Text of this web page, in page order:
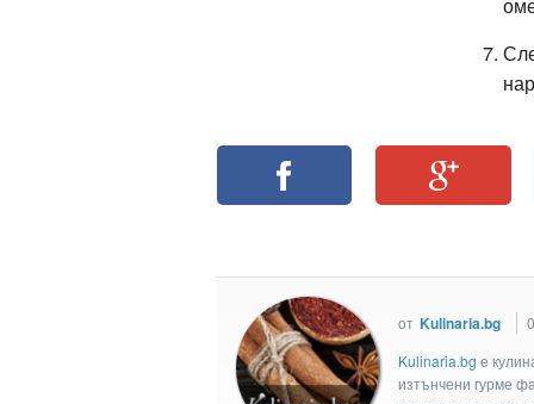
от Kulinaria.bg
Kulinaria.bg e
изтънчени гурме